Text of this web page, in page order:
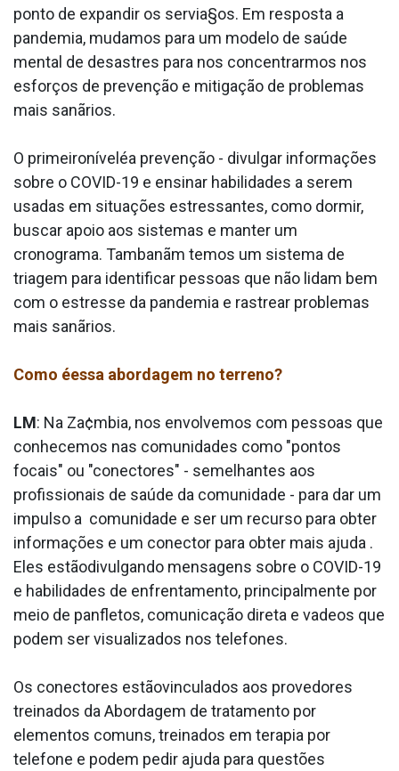
ponto de expandir os servia§os. Em resposta a
pandemia, mudamos para um modelo de saúde
mental de desastres para nos concentrarmos nos
esforços de prevenção e mitigação de problemas
mais sanãrios.
O primeironíveléa prevenção - divulgar informações
sobre o COVID-19 e ensinar habilidades a serem
usadas em situações estressantes, como dormir,
buscar apoio aos sistemas e manter um
cronograma. Tambanãm temos um sistema de
triagem para identificar pessoas que não lidam bem
com o estresse da pandemia e rastrear problemas
mais sanãrios.
Como éessa abordagem no terreno?
LM: Na Za¢mbia, nos envolvemos com pessoas que
conhecemos nas comunidades como "pontos
focais" ou "conectores" - semelhantes aos
profissionais de saúde da comunidade - para dar um
impulso a comunidade e ser um recurso para obter
informações e um conector para obter mais ajuda .
Eles estãodivulgando mensagens sobre o COVID-19
e habilidades de enfrentamento, principalmente por
meio de panfletos, comunicação direta e va­deos que
podem ser visualizados nos telefones.
Os conectores estãovinculados aos provedores
treinados da Abordagem de tratamento por
elementos comuns, treinados em terapia por
telefone e podem pedir ajuda para questões